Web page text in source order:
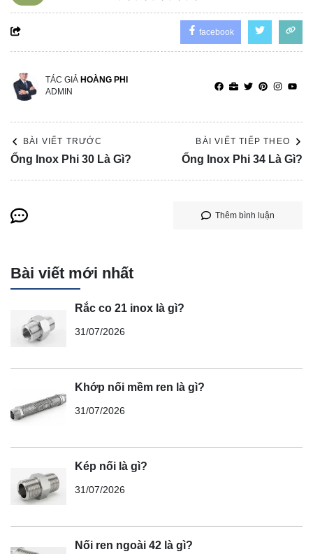
facebook
TÁC GIẢ HOÀNG PHI
ADMIN
BÀI VIẾT TRƯỚC
Ống Inox Phi 30 Là Gì?
BÀI VIẾT TIẾP THEO
Ống Inox Phi 34 Là Gì?
Thêm bình luận
Bài viết mới nhất
Rắc co 21 inox là gì?
31/07/2026
Khớp nối mềm ren là gì?
31/07/2026
Kép nối là gì?
31/07/2026
Nối ren ngoài 42 là gì?